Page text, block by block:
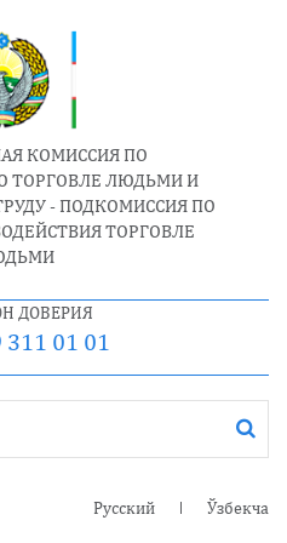
КОМИССИЯ ПО
ТОРГОВЛЕ ЛЮДЬМИ И
- ПОДКОМИССИЯ ПО
ТОРГОВЛЕ
ДОВЕРИЯ
01 01
Русский Ўзбекча